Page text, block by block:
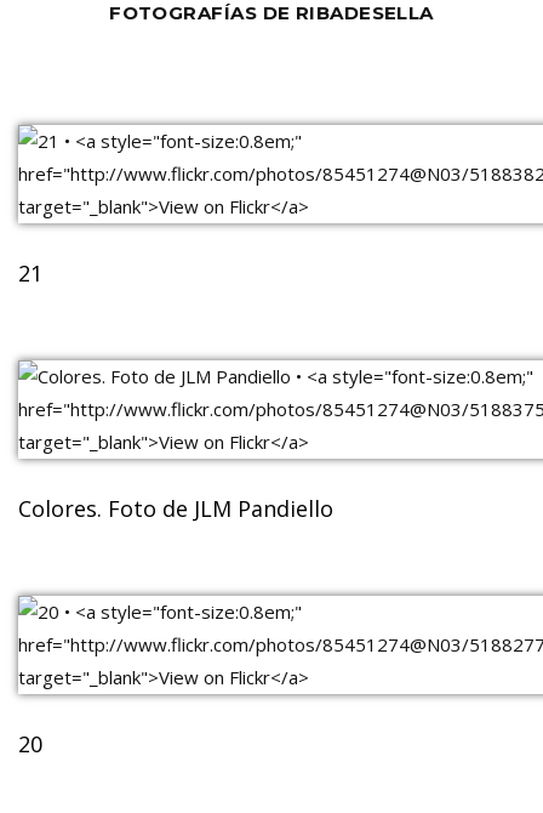
FOTOGRAFÍAS DE RIBADESELLA
21
Colores. Foto de JLM Pandiello
20